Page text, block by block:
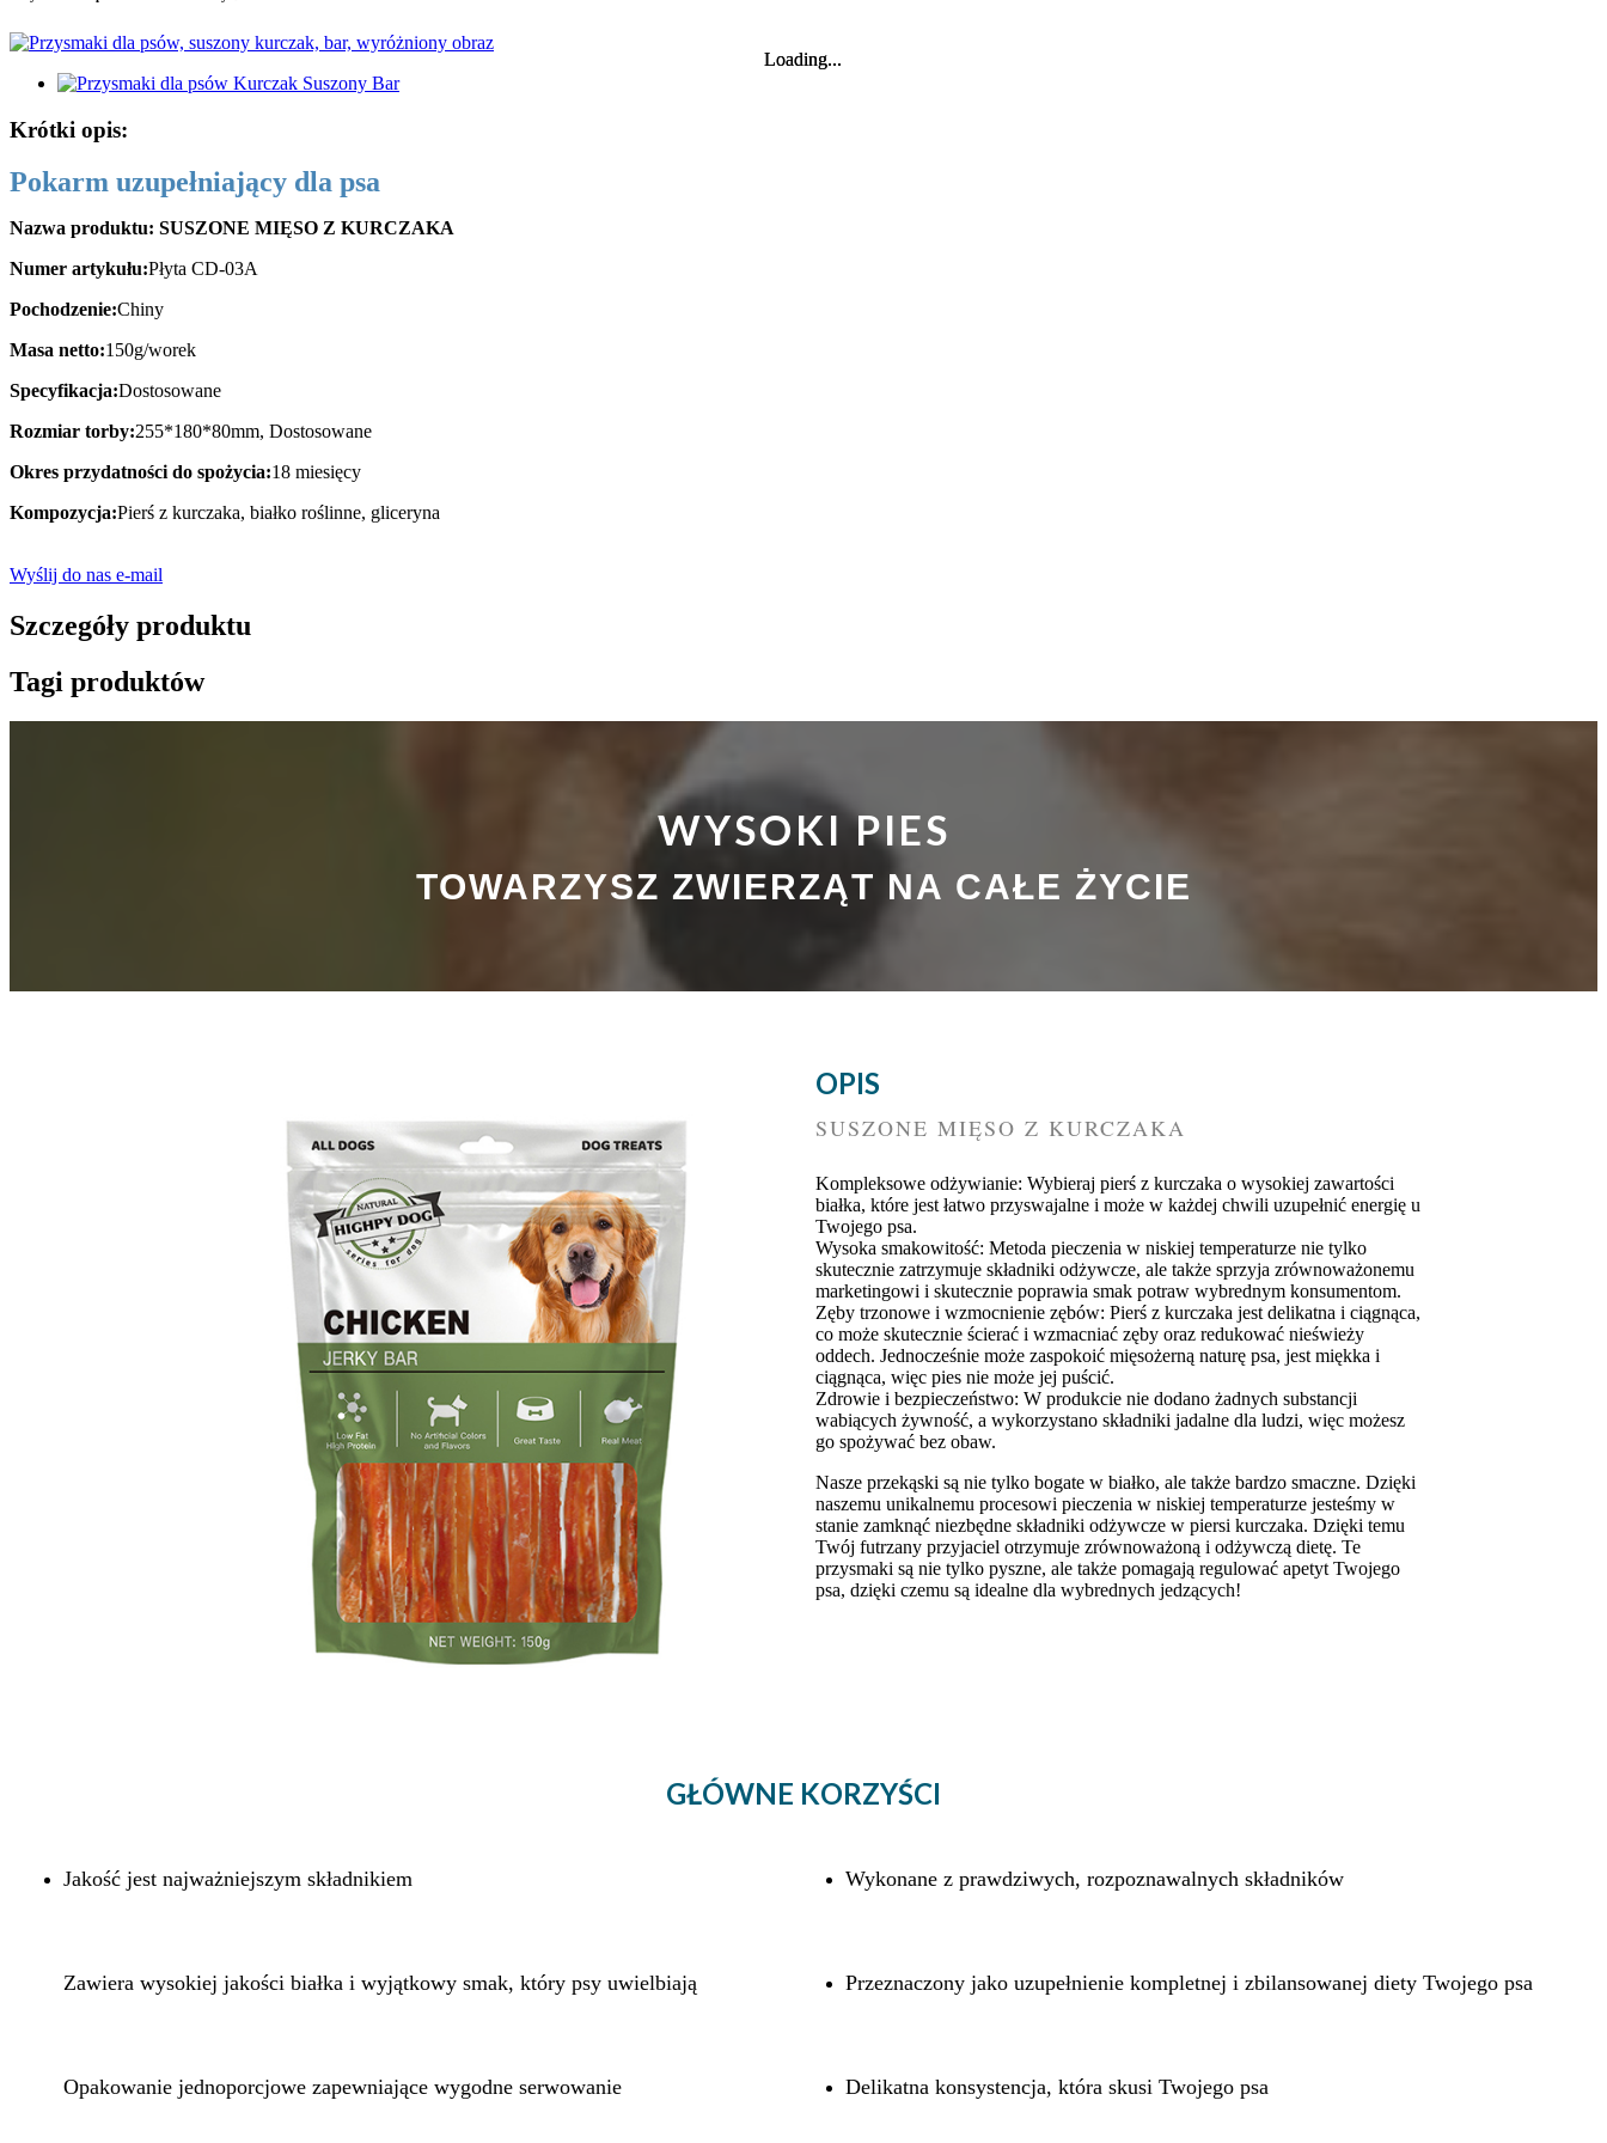
Loading...
Loading...
Krótki opis:
Pokarm uzupełniający dla psa
Nazwa produktu: SUSZONE MIĘSO Z KURCZAKA
Numer artykułu:Płyta CD-03A
Pochodzenie:Chiny
Masa netto:150g/worek
Specyfikacja:Dostosowane
Rozmiar torby:255*180*80mm, Dostosowane
Okres przydatności do spożycia:18 miesięcy
Kompozycja:Pierś z kurczaka, białko roślinne, gliceryna
Wyślij do nas e-mail
Szczegóły produktu
Tagi produktów
WYSOKI PIES
TOWARZYSZ ZWIERZĄT NA CAŁE ŻYCIE
OPIS
SUSZONE MIĘSO Z KURCZAKA
Kompleksowe odżywianie: Wybieraj pierś z kurczaka o wysokiej zawartości
białka, które jest łatwo przyswajalne i może w każdej chwili uzupełnić energię u
Twojego psa.
Wysoka smakowitość: Metoda pieczenia w niskiej temperaturze nie tylko
skutecznie zatrzymuje składniki odżywcze, ale także sprzyja zrównoważonemu
marketingowi i skutecznie poprawia smak potraw wybrednym konsumentom.
Zęby trzonowe i wzmocnienie zębów: Pierś z kurczaka jest delikatna i ciągnąca,
co może skutecznie ścierać i wzmacniać zęby oraz redukować nieświeży
oddech. Jednocześnie może zaspokoić mięsożerną naturę psa, jest miękka i
ciągnąca, więc pies nie może jej puścić.
Zdrowie i bezpieczeństwo: W produkcie nie dodano żadnych substancji
wabiących żywność, a wykorzystano składniki jadalne dla ludzi, więc możesz
go spożywać bez obaw.
Nasze przekąski są nie tylko bogate w białko, ale także bardzo smaczne. Dzięki
naszemu unikalnemu procesowi pieczenia w niskiej temperaturze jesteśmy w
stanie zamknąć niezbędne składniki odżywcze w piersi kurczaka. Dzięki temu
Twój futrzany przyjaciel otrzymuje zrównoważoną i odżywczą dietę. Te
przysmaki są nie tylko pyszne, ale także pomagają regulować apetyt Twojego
psa, dzięki czemu są idealne dla wybrednych jedzących!
GŁÓWNE KORZYŚCI
Jakość jest najważniejszym składnikiem
Zawiera wysokiej jakości białka i wyjątkowy smak, który psy uwielbiają
Opakowanie jednoporcjowe zapewniające wygodne serwowanie
Wykonane z prawdziwych, rozpoznawalnych składników
Przeznaczony jako uzupełnienie kompletnej i zbilansowanej diety Twojego psa
Delikatna konsystencja, która skusi Twojego psa